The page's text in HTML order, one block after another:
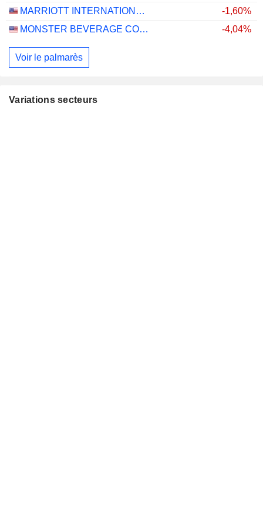
MARRIOTT INTERNATIONAL, INC.
-1,60%
MONSTER BEVERAGE CORPORATION
-4,04%
Voir le palmarès
Variations secteurs